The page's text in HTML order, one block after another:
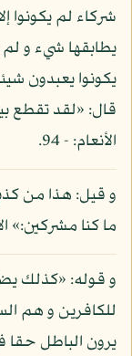
شركاء لم يكونوا
يطابقها شيء و لم
قال: «لقد تقطع
الأنعام: - 94.
و قيل: هذا من
ما كنا مشركين:»
و قوله: «كذلك
للكافرين و هم
يرون الباطل